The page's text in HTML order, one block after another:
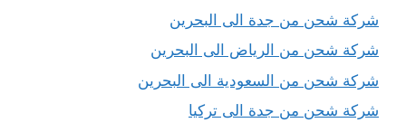
شركة شحن من جدة الى البحرين
شركة شحن من الرياض الى البحرين
شركة شحن من السعودية الى البحرين
شركة شحن من جدة الى تركيا